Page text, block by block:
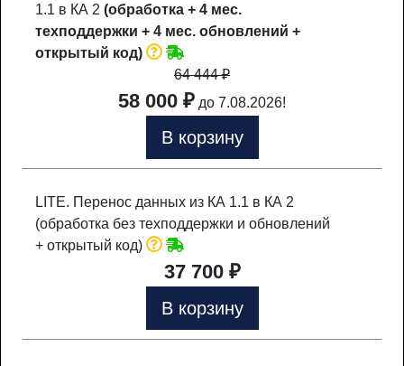
1.1 в КА 2 (обработка + 4 мес.
техподдержки + 4 мес. обновлений +
открытый код)
64 444₽
58 000 ₽ до 7.08.2026!
В корзину
LITE. Перенос данных из КА 1.1 в КА 2
(обработка без техподдержки и обновлений
+ открытый код)
37 700 ₽
В корзину